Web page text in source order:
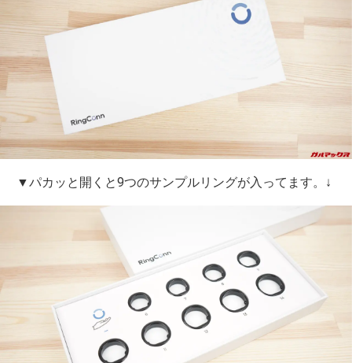
▼パカッと開くと9つのサンプルリングが入ってます。↓